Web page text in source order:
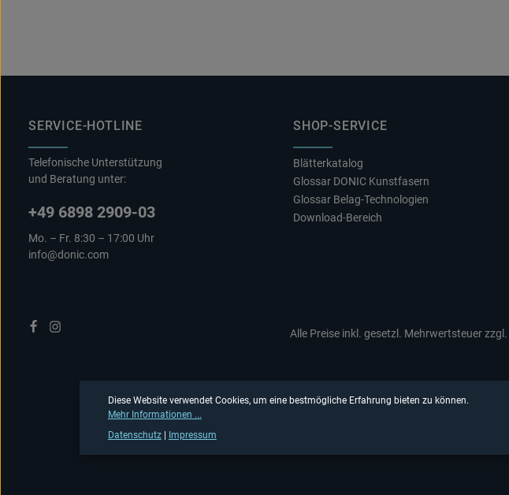
SERVICE-HOTLINE
Telefonische Unterstützung
und Beratung unter:
+49 6898 2909-03
Mo. – Fr. 8:30 – 17:00 Uhr
info@donic.com
SHOP-SERVICE
Blätterkatalog
Glossar DONIC Kunstfasern
Glossar Belag-Technologien
Download-Bereich
Alle Preise inkl. gesetzl. Mehrwertsteuer zzgl.
Diese Website verwendet Cookies, um eine bestmögliche Erfahrung bieten zu können.
Mehr Informationen ...
Datenschutz| Impressum